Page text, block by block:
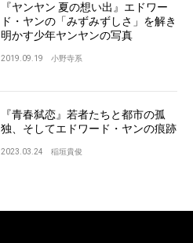
『ヤンヤン 夏の想い出』エドワー
ド・ヤンの「みずみずしさ」を解き
明かす少年ヤンヤンの写真
2019.09.19 小野寺系
『青春弑恋』若者たちと都市の孤
独、そしてエドワード・ヤンの痕跡
2023.03.24 稲垣貴俊